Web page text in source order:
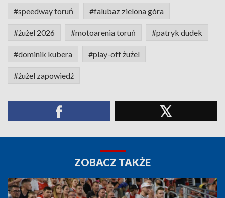
#speedway toruń #falubaz zielona góra
#żużel 2026 #motoarenia toruń #patryk dudek
#dominik kubera #play-off żużel
#żużel zapowiedź
ZOBACZ TAKŻE